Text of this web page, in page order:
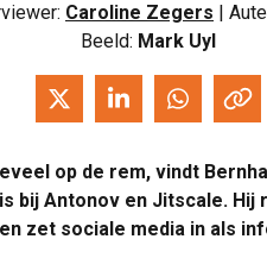
Caroline Zegers |
Beeld: Mark Uyl
op de rem, vindt
bij Antonov en Jitscale.
zet sociale media in als